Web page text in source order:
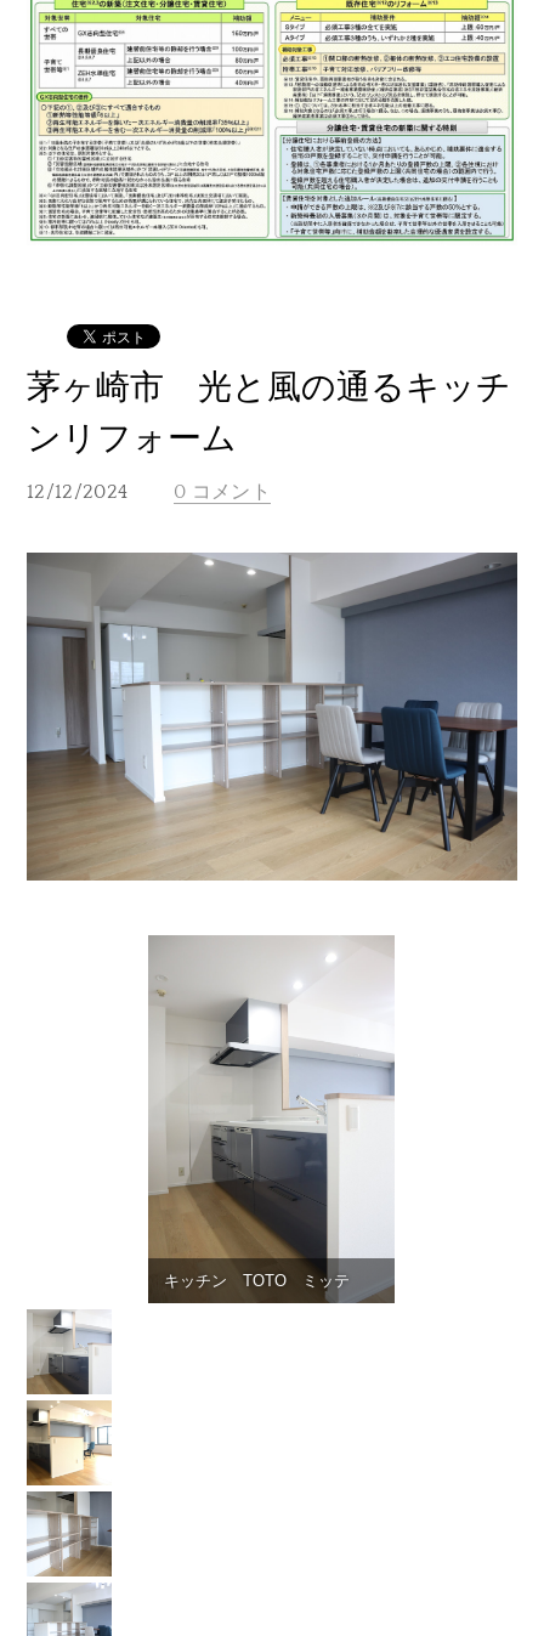
茅ヶ崎市 光と風の通るキッチ
ンリフォーム
12/12/2024 0 コメント
キッチン TOTO ミッテ